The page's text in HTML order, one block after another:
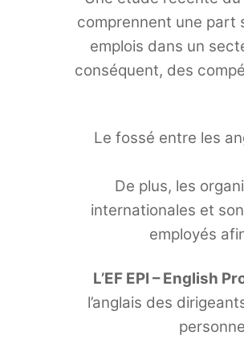
comprennent une part
emplois dans un
conséquent, des
Le fossé entre les
De plus, les
internationales et
employés
L’EF EPI – English
l’anglais des